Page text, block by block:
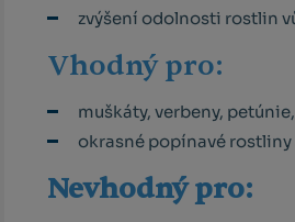
zvýšení odolnosti rostlin
Vhodný pro:
muškáty, verbeny,
okrasné popínavé
Nevhodný pro: